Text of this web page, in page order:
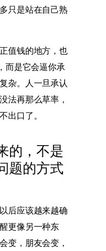
只是站在自己熟
值钱的地方，也
而是它会逼你承
杂。人一旦承认
法再那么草率，
出口了。
的，不是
题的方式
后应该越来越确
更像另一种东
变，朋友会变，